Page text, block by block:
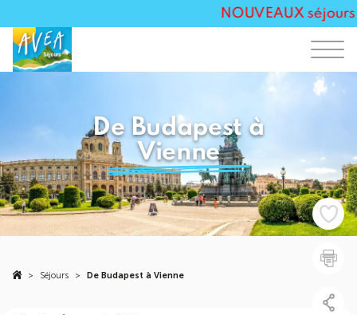
NOUVEAUX séjours
De Budapest à
Vienne
> Séjours > De Budapest à Vienne